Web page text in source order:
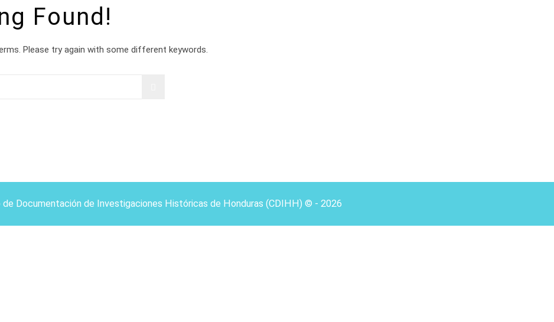
Found!
Please try again with some different keywords.
de Documentación de Investigaciones Históricas de Honduras (CDIHH) © - 2026